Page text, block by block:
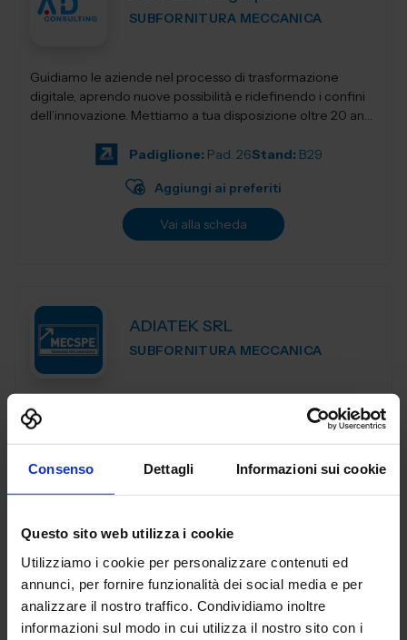
Consenso Dettagli Informazioni sui cookie
Questo sito web utilizza i cookie
Utilizziamo i cookie per personalizzare contenuti ed
annunci, per fornire funzionalità dei social media e per
analizzare il nostro traffico. Condividiamo inoltre
informazioni sul modo in cui utilizza il nostro sito con i
SUBFORNITURA MECCANICA
Guidiamo le aziende nel processo di trasformazione
digitale, aprendo nuove possibilità e ridefinendo i confini
dell’innovazione. Mettiamo a tua disposizione oltre 20 anni
Padiglione: Pad. 26Stand: B29
Aggiungi ai preferiti
Vai alla scheda
ADIATEK SRL
SUBFORNITURA MECCANICA
B127
Aggiungi ai preferiti
Vai alla scheda
AEP ASSEMBLAGGI
ELETTRONICI SRL
SUBFORNITURA MECCANICA